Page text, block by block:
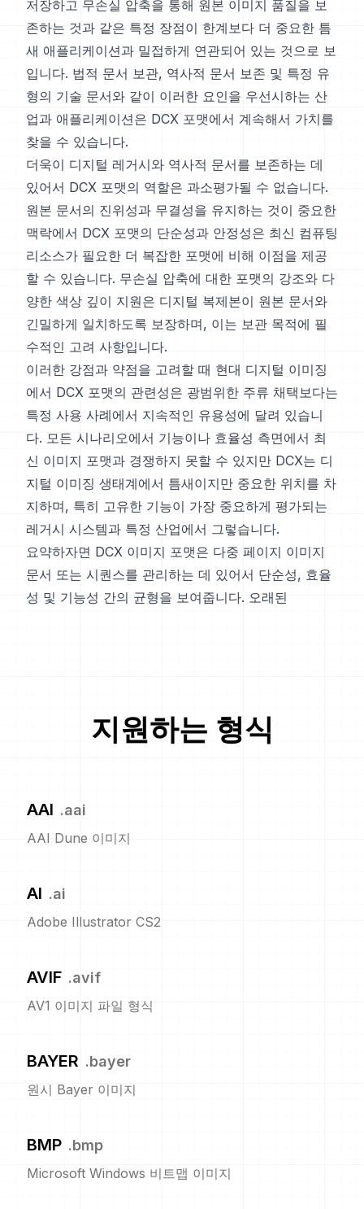
저장하고 무손실 압축을 통해 원본 이미지 품질을 보
존하는 것과 같은 특정 장점이 한계보다 더 중요한 틈
새 애플리케이션과 밀접하게 연관되어 있는 것으로 보
입니다. 법적 문서 보관, 역사적 문서 보존 및 특정 유
형의 기술 문서와 같이 이러한 요인을 우선시하는 산
업과 애플리케이션은 DCX 포맷에서 계속해서 가치를
찾을 수 있습니다.
더욱이 디지털 레거시와 역사적 문서를 보존하는 데
있어서 DCX 포맷의 역할은 과소평가될 수 없습니다.
원본 문서의 진위성과 무결성을 유지하는 것이 중요한
맥락에서 DCX 포맷의 단순성과 안정성은 최신 컴퓨팅
리소스가 필요한 더 복잡한 포맷에 비해 이점을 제공
할 수 있습니다. 무손실 압축에 대한 포맷의 강조와 다
양한 색상 깊이 지원은 디지털 복제본이 원본 문서와
긴밀하게 일치하도록 보장하며, 이는 보관 목적에 필
수적인 고려 사항입니다.
이러한 강점과 약점을 고려할 때 현대 디지털 이미징
에서 DCX 포맷의 관련성은 광범위한 주류 채택보다는
특정 사용 사례에서 지속적인 유용성에 달려 있습니
다. 모든 시나리오에서 기능이나 효율성 측면에서 최
신 이미지 포맷과 경쟁하지 못할 수 있지만 DCX는 디
지털 이미징 생태계에서 틈새이지만 중요한 위치를 차
지하며, 특히 고유한 기능이 가장 중요하게 평가되는
레거시 시스템과 특정 산업에서 그렇습니다.
요약하자면 DCX 이미지 포맷은 다중 페이지 이미지
문서 또는 시퀀스를 관리하는 데 있어서 단순성, 효율
성 및 기능성 간의 균형을 보여줍니다. 오래된
지원하는 형식
AAI .aai
AAI Dune 이미지
AI .ai
Adobe Illustrator CS2
AVIF .avif
AV1 이미지 파일 형식
BAYER .bayer
원시 Bayer 이미지
BMP .bmp
Microsoft Windows 비트맵 이미지